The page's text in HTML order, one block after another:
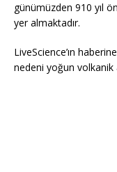
günümüzden 910 yıl
yer almaktadır.
LiveScience’ın
nedeni yoğun